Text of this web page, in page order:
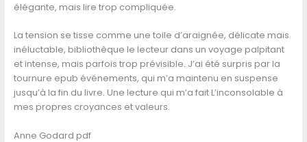
élégante, mais lire trop compliquée.
La tension se tisse comme une toile d’araignée, délicate mais
inéluctable, bibliothèque le lecteur dans un voyage palpitant
et intense, mais parfois trop prévisible. J’ai été surpris par la
tournure epub événements, qui m’a maintenu en suspense
jusqu’à la fin du livre. Une lecture qui m’a fait L’inconsolable à
mes propres croyances et valeurs.
Anne Godard pdf